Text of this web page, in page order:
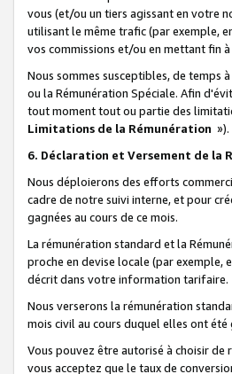
vous (et/ou un tiers agissant en votre
utilisant le même trafic (par exemple,
vos commissions et/ou en mettant fin
Nous sommes susceptibles, de temps
ou la Rémunération Spéciale. Afin
tout moment tout ou partie des
Limitations de la Rémunération »).
6. Déclaration et Versement de la
Nous déploierons des efforts
cadre de notre suivi interne, et pour
gagnées au cours de ce mois.
La rémunération standard et la
proche en devise locale (par exemple,
décrit dans votre information tarifaire.
Nous verserons la rémunération
mois civil au cours duquel elles ont
Vous pouvez être autorisé à choisir de
vous acceptez que le taux de